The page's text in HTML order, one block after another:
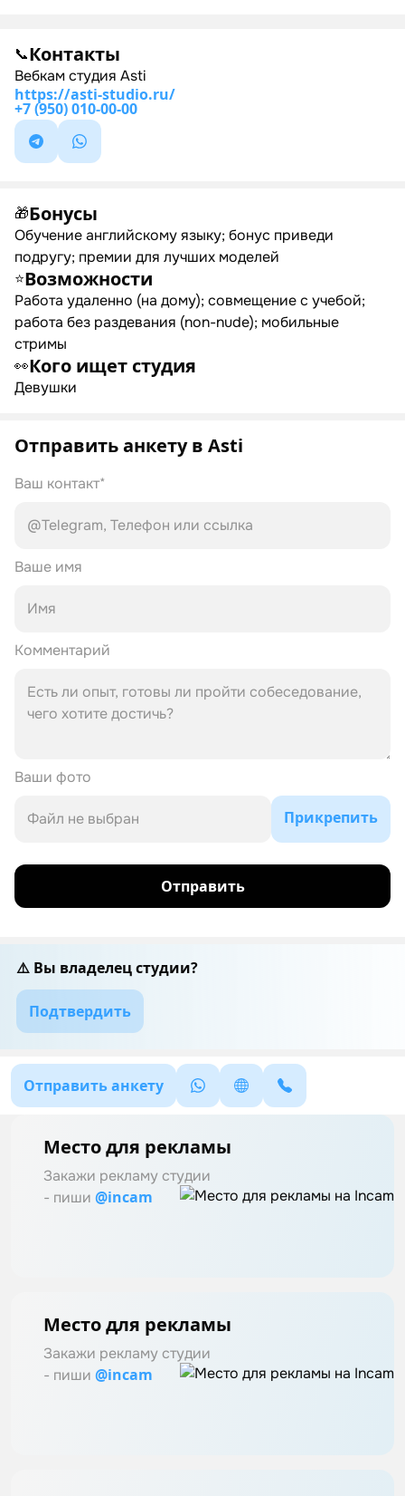
📞Контакты
Вебкам студия Asti
https://asti-studio.ru/
+7 (950) 010-00-00
🎁Бонусы
Обучение английскому языку; бонус приведи
подругу; премии для лучших моделей
⭐Возможности
Работа удаленно (на дому); совмещение с учебой;
работа без раздевания (non-nude); мобильные
стримы
👀Кого ищет студия
Девушки
Отправить анкету в Asti
Ваш контакт*
Ваше имя
Комментарий
Ваши фото
Файл не выбран Прикрепить
Отправить
⚠️ Вы владелец студии?
Подтвердить
Отправить анкету
Место для рекламы
Закажи рекламу студии
- пиши @incam
Место для рекламы
Закажи рекламу студии
- пиши @incam